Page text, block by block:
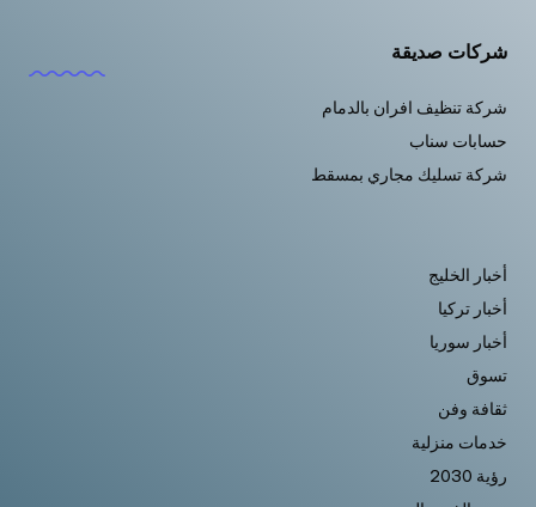
شركات صديقة
شركة تنظيف افران بالدمام
حسابات سناب
شركة تسليك مجاري بمسقط
أخبار الخليج
أخبار تركيا
أخبار سوريا
تسوق
ثقافة وفن
خدمات منزلية
رؤية 2030